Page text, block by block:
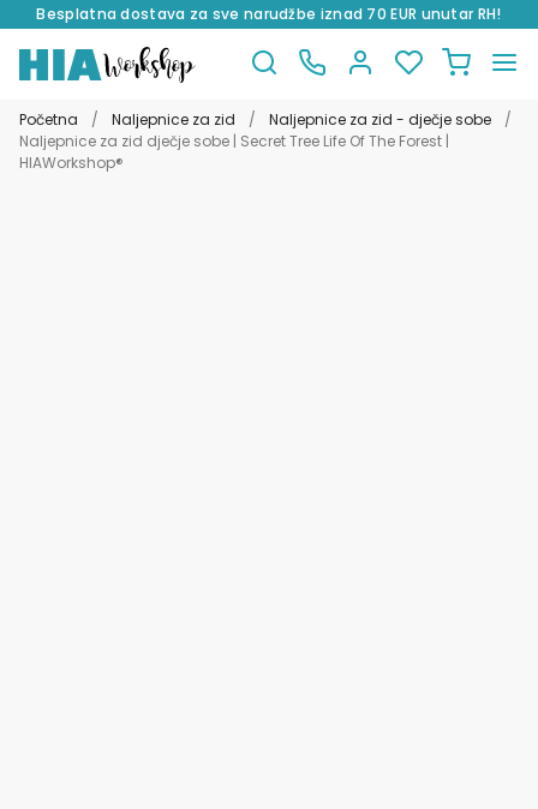
Besplatna dostava za sve narudžbe iznad 70 EUR unutar RH!
na
navigaciju
do
sadržaja
Početna / Naljepnice za zid / Naljepnice za zid - dječje sobe
/
Naljepnice za zid dječje sobe | Secret Tree Life Of The Forest |
HIAWorkshop®